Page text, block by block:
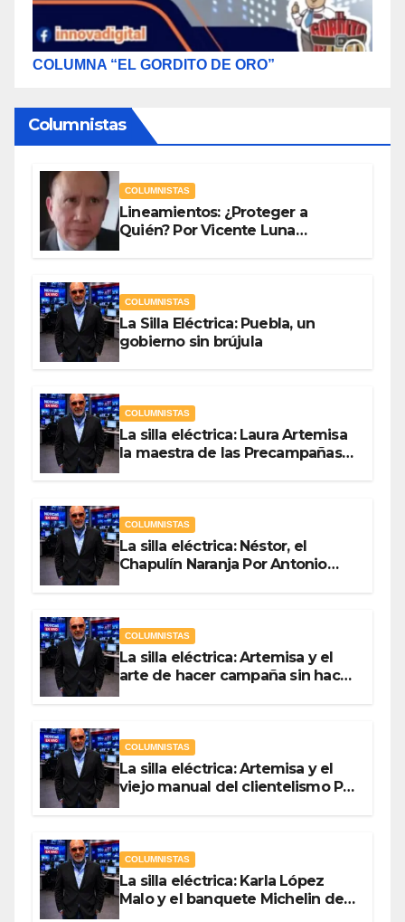
COLUMNA “EL GORDITO DE ORO”
Columnistas
COLUMNISTAS
Lineamientos: ¿Proteger a
Quién? Por Vicente Luna
COLUMNISTAS
La Silla Eléctrica: Puebla, un
gobierno sin brújula
COLUMNISTAS
La silla eléctrica: Laura Artemisa
la maestra de las Precampañas
COLUMNISTAS
La silla eléctrica: Néstor, el
Chapulín Naranja Por Antonio
COLUMNISTAS
La silla eléctrica: Artemisa y el
arte de hacer campaña sin hacer
COLUMNISTAS
La silla eléctrica: Artemisa y el
viejo manual del clientelismo Por
COLUMNISTAS
La silla eléctrica: Karla López
Malo y el banquete Michelin del